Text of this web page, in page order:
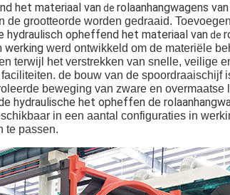
het materiaal vande rolaanhangwagens van
de grootteorde worden gedraaid.
hydraulisch opheffend het materiaal vande
werking werd ontwikkeld om de materiële
terwijl het verstrekken van snelle, veilige
de bouw van de spoordraaischijf
beweging van zware en
hydraulische het opheffen de
in een aantal configuraties in
te passen.